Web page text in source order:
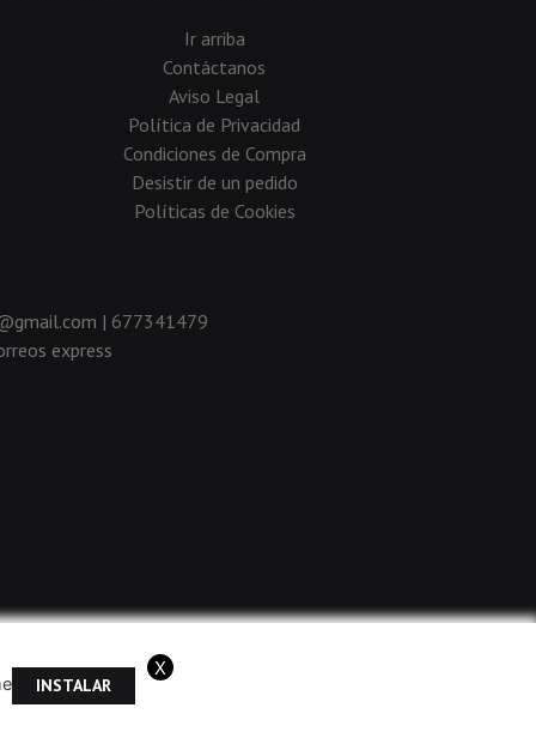
Ir arriba
Contáctanos
Aviso Legal
Política de Privacidad
Condiciones de Compra
Desistir de un pedido
Políticas de Cookies
| 677341479
express
INSTALAR
X